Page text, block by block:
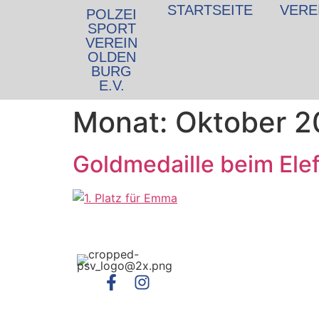
POLZEI
SPORT
VEREIN
OLDEN
BURG
E.V.
STARTSEITE
Monat: Oktober
Goldmedaille beim